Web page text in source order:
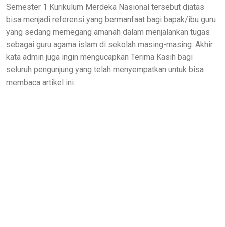
Semester 1 Kurikulum Merdeka Nasional tersebut diatas
bisa menjadi referensi yang bermanfaat bagi bapak/ibu guru
yang sedang memegang amanah dalam menjalankan tugas
sebagai guru agama islam di sekolah masing-masing. Akhir
kata admin juga ingin mengucapkan Terima Kasih bagi
seluruh pengunjung yang telah menyempatkan untuk bisa
membaca artikel ini.